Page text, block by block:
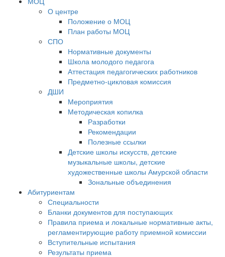
О центре
Положение о МОЦ
План работы МОЦ
СПО
Нормативные документы
Школа молодого педагога
Аттестация педагогических работников
Предметно-цикловая комиссия
ДШИ
Мероприятия
Методическая копилка
Разработки
Рекомендации
Полезные ссылки
Детские школы искусств, детские
музыкальные школы, детские
художественные школы Амурской области
Зональные объединения
Абитуриентам
Специальности
Бланки документов для поступающих
Правила приема и локальные нормативные акты,
регламентирующие работу приемной комиссии
Вступительные испытания
Результаты приема